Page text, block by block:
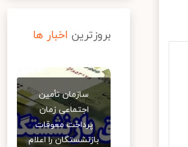
بروزترین اخبار ها
سازمان تأمین
اجتماعی زمان
پرداخت معوقات
بازنشستگان را اعلام